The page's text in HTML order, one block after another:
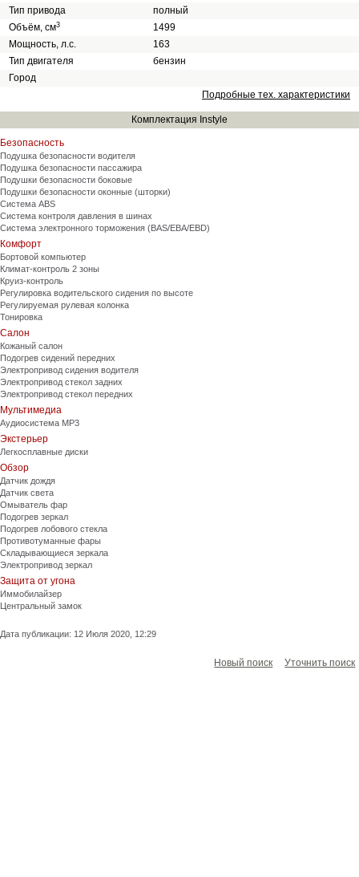
Тип привода
полный
Объём, см3
1499
Мощность, л.с.
163
Тип двигателя
бензин
Город
Подробные тех. характеристики
Комплектация Instyle
Безопасность
Подушка безопасности водителя
Подушка безопасности пассажира
Подушки безопасности боковые
Подушки безопасности оконные (шторки)
Система ABS
Система контроля давления в шинах
Система электронного торможения (BAS/EBA/EBD)
Комфорт
Бортовой компьютер
Климат-контроль 2 зоны
Круиз-контроль
Регулировка водительского сидения по высоте
Регулируемая рулевая колонка
Тонировка
Салон
Кожаный салон
Подогрев сидений передних
Электропривод сидения водителя
Электропривод стекол задних
Электропривод стекол передних
Мультимедиа
Аудиосистема MP3
Экстерьер
Легкосплавные диски
Обзор
Датчик дождя
Датчик света
Омыватель фар
Подогрев зеркал
Подогрев лобового стекла
Противотуманные фары
Складывающиеся зеркала
Электропривод зеркал
Защита от угона
Иммобилайзер
Центральный замок
Дата публикации: 12 Июля 2020, 12:29
Новый поиск Уточнить поиск